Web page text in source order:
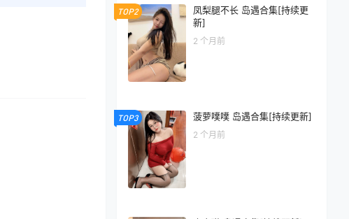
TOP2
凤梨腿不长 岛遇合集[持续更
新]
2 个月前
TOP3 菠萝噗噗 岛遇合集[持续更新]
2 个月前